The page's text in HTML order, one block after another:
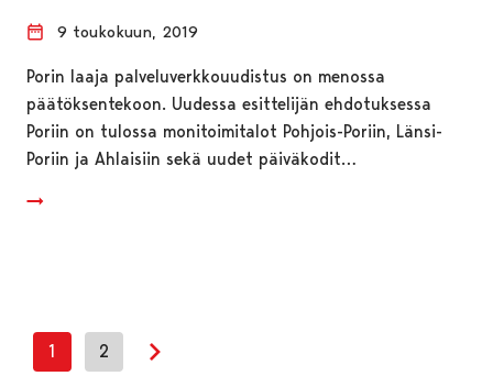
9 toukokuun, 2019
Porin laaja palveluverkkouudistus on menossa
päätöksentekoon. Uudessa esittelijän ehdotuksessa
Poriin on tulossa monitoimitalot Pohjois-Poriin, Länsi-
Poriin ja Ahlaisiin sekä uudet päiväkodit…
1 2